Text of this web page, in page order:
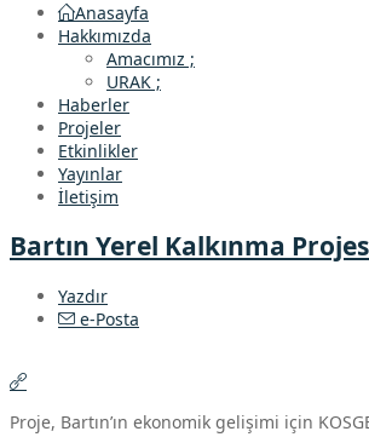
Anasayfa
Hakkımızda
Amacımız ;
URAK ;
Haberler
Projeler
Etkinlikler
Yayınlar
İletişim
Bartın Yerel Kalkınma
Yazdır
e-Posta
Proje, Bartın’ın ekonomik gelişimi için